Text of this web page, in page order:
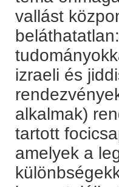
vallást
izraeli és
alkalmak)
tartott
amelyek a